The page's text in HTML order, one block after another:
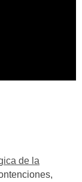
de la